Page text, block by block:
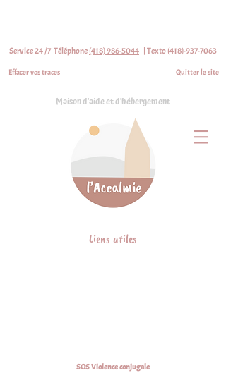
Service 24 /7 Téléphone(418) 986-5044 |Texto (418)-937-7063
Effacer vos traces Quitter le site
Maison d'aide et d'hébergement
Liens utiles
SOS Violence conjugale